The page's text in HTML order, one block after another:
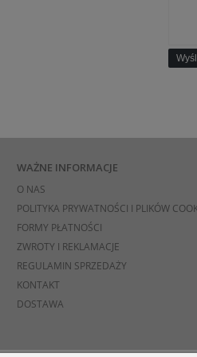
WAŻNE INFORMACJE
O NAS
POLITYKA PRYWATNOŚCI I PLIKÓW
FORMY PŁATNOŚCI
ZWROTY I REKLAMACJE
REGULAMIN SPRZEDAŻY
KONTAKT
DOSTAWA